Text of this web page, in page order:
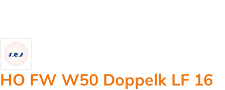
HO FW W50 Doppelk LF 16